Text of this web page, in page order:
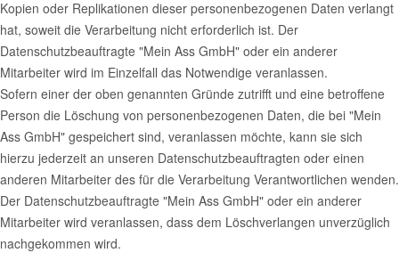
Kopien oder Replikationen dieser personenbezogenen Daten verlangt
hat, soweit die Verarbeitung nicht erforderlich ist. Der
Datenschutzbeauftragte "Mein Ass GmbH" oder ein anderer
Mitarbeiter wird im Einzelfall das Notwendige veranlassen.
Sofern einer der oben genannten Gründe zutrifft und eine betroffene
Person die Löschung von personenbezogenen Daten, die bei "Mein
Ass GmbH" gespeichert sind, veranlassen möchte, kann sie sich
hierzu jederzeit an unseren Datenschutzbeauftragten oder einen
anderen Mitarbeiter des für die Verarbeitung Verantwortlichen wenden.
Der Datenschutzbeauftragte "Mein Ass GmbH" oder ein anderer
Mitarbeiter wird veranlassen, dass dem Löschverlangen unverzüglich
nachgekommen wird.